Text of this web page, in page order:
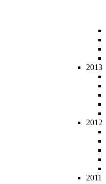
2013
2012
2011